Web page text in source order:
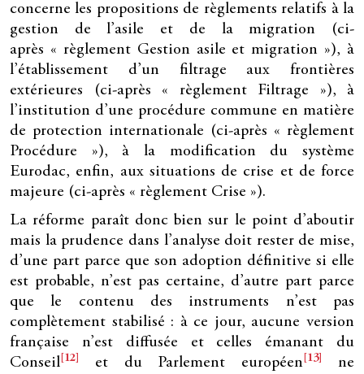
concerne les propositions de règlements relatifs à la
gestion de l’asile et de la migration (ci-
après « règlement Gestion asile et migration »), à
l’établissement d’un filtrage aux frontières
extérieures (ci-après « règlement Filtrage »), à
l’institution d’une procédure commune en matière
de protection internationale (ci-après « règlement
Procédure »), à la modification du système
Eurodac, enfin, aux situations de crise et de force
majeure (ci-après « règlement Crise »).
La réforme paraît donc bien sur le point d’aboutir
mais la prudence dans l’analyse doit rester de mise,
d’une part parce que son adoption définitive si elle
est probable, n’est pas certaine, d’autre part parce
que le contenu des instruments n’est pas
complètement stabilisé : à ce jour, aucune version
française n’est diffusée et celles émanant du
Conseil [12] et du Parlement européen [13]
ne